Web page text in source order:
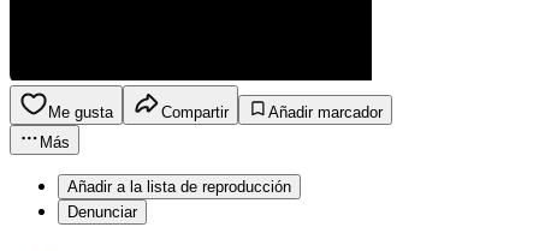
Me gusta Compartir
Añadir marcador
Más
Añadir a la lista de reproducción
Denunciar